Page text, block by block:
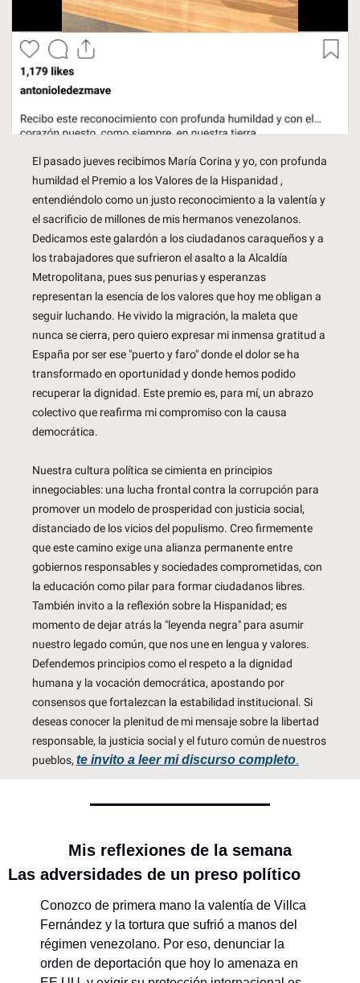
El pasado jueves recibimos María Corina y yo, con profunda
humildad el Premio a los Valores de la Hispanidad ,
entendiéndolo como un justo reconocimiento a la valentía y
el sacrificio de millones de mis hermanos venezolanos.
Dedicamos este galardón a los ciudadanos caraqueños y a
los trabajadores que sufrieron el asalto a la Alcaldía
Metropolitana, pues sus penurias y esperanzas
representan la esencia de los valores que hoy me obligan a
seguir luchando. He vivido la migración, la maleta que
nunca se cierra, pero quiero expresar mi inmensa gratitud a
España por ser ese "puerto y faro" donde el dolor se ha
transformado en oportunidad y donde hemos podido
recuperar la dignidad. Este premio es, para mí, un abrazo
colectivo que reafirma mi compromiso con la causa
democrática.
Nuestra cultura política se cimienta en principios
innegociables: una lucha frontal contra la corrupción para
promover un modelo de prosperidad con justicia social,
distanciado de los vicios del populismo. Creo firmemente
que este camino exige una alianza permanente entre
gobiernos responsables y sociedades comprometidas, con
la educación como pilar para formar ciudadanos libres.
También invito a la reflexión sobre la Hispanidad; es
momento de dejar atrás la "leyenda negra" para asumir
nuestro legado común, que nos une en lengua y valores.
Defendemos principios como el respeto a la dignidad
humana y la vocación democrática, apostando por
consensos que fortalezcan la estabilidad institucional. Si
deseas conocer la plenitud de mi mensaje sobre la libertad
responsable, la justicia social y el futuro común de nuestros
pueblos, te invito a leer mi discurso completo.
Mis reflexiones de la semana
Las adversidades de un preso político
Conozco de primera mano la valentía de Villca
Fernández y la tortura que sufrió a manos del
régimen venezolano. Por eso, denunciar la
orden de deportación que hoy lo amenaza en